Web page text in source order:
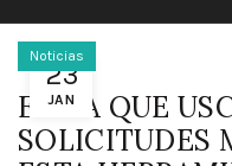
23
JAN
Noticias
EVITA QUE
SOLICITUDES